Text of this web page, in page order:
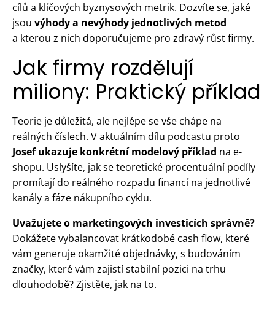
cílů a klíčových byznysových metrik. Dozvíte se, jaké
jsou výhody a nevýhody jednotlivých metod
a kterou z nich doporučujeme pro zdravý růst firmy.
Jak firmy rozdělují
miliony: Praktický příklad
Teorie je důležitá, ale nejlépe se vše chápe na
reálných číslech. V aktuálním dílu podcastu proto
Josef ukazuje konkrétní modelový příklad na e-
shopu. Uslyšíte, jak se teoretické procentuální podíly
promítají do reálného rozpadu financí na jednotlivé
kanály a fáze nákupního cyklu.
Uvažujete o marketingových investicích správně?
Dokážete vybalancovat krátkodobé cash flow, které
vám generuje okamžité objednávky, s budováním
značky, které vám zajistí stabilní pozici na trhu
dlouhodobě? Zjistěte, jak na to.